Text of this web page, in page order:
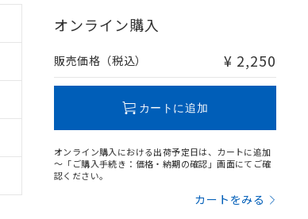
オンライン購入
販売価格（税込） ¥ 2,250
カートに追加
オンライン購入における出荷予定日は、カートに追加
～「ご購入手続き：価格・納期の確認」画面にてご確
認ください。
カートをみる